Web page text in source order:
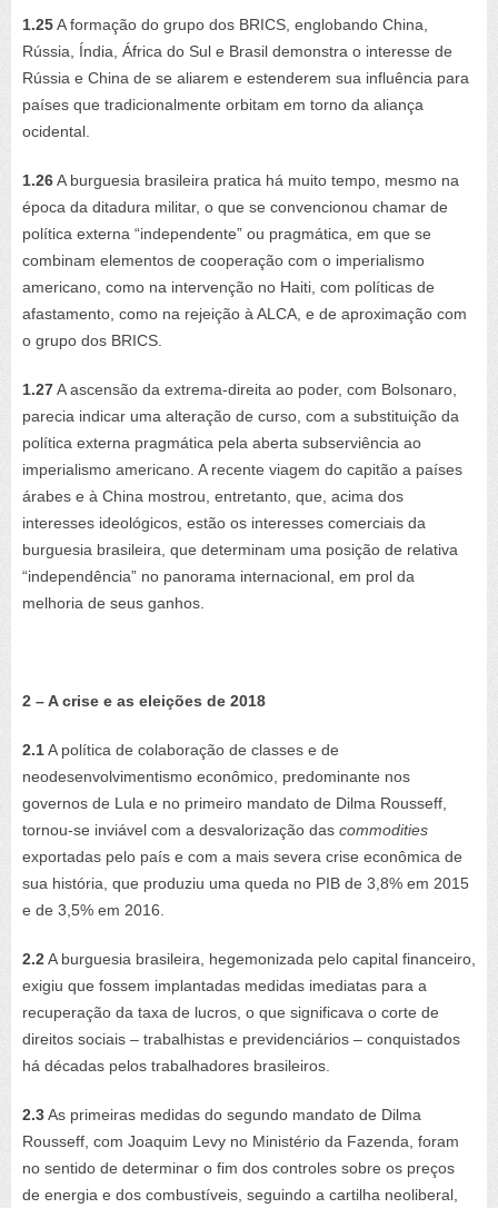
1.25A formação do grupo dos BRICS, englobando China,
Rússia, Índia, África do Sul e Brasil demonstra o interesse de
Rússia e China de se aliarem e estenderem sua influência para
países que tradicionalmente orbitam em torno da aliança
ocidental.
1.26A burguesia brasileira pratica há muito tempo, mesmo na
época da ditadura militar, o que se convencionou chamar de
política externa “independente” ou pragmática, em que se
combinam elementos de cooperação com o imperialismo
americano, como na intervenção no Haiti, com políticas de
afastamento, como na rejeição à ALCA, e de aproximação com
o grupo dos BRICS.
1.27A ascensão da extrema-direita ao poder, com Bolsonaro,
parecia indicar uma alteração de curso, com a substituição da
política externa pragmática pela aberta subserviência ao
imperialismo americano. A recente viagem do capitão a países
árabes e à China mostrou, entretanto, que, acima dos
interesses ideológicos, estão os interesses comerciais da
burguesia brasileira, que determinam uma posição de relativa
“independência” no panorama internacional, em prol da
melhoria de seus ganhos.
2 – A crise e as eleições de 2018
2.1A política de colaboração de classes e de
neodesenvolvimentismo econômico, predominante nos
governos de Lula e no primeiro mandato de Dilma Rousseff,
tornou-se inviável com a desvalorização das commodities
exportadas pelo país e com a mais severa crise econômica de
sua história, que produziu uma queda no PIB de 3,8% em 2015
e de 3,5% em 2016.
2.2A burguesia brasileira, hegemonizada pelo capital financeiro,
exigiu que fossem implantadas medidas imediatas para a
recuperação da taxa de lucros, o que significava o corte de
direitos sociais – trabalhistas e previdenciários – conquistados
há décadas pelos trabalhadores brasileiros.
2.3As primeiras medidas do segundo mandato de Dilma
Rousseff, com Joaquim Levy no Ministério da Fazenda, foram
no sentido de determinar o fim dos controles sobre os preços
de energia e dos combustíveis, seguindo a cartilha neoliberal,